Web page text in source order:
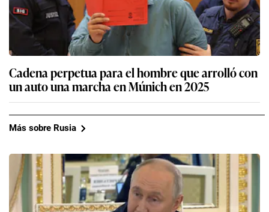
Cadena perpetua para el hombre que arrolló con
un auto una marcha en Múnich en 2025
Más sobre Rusia